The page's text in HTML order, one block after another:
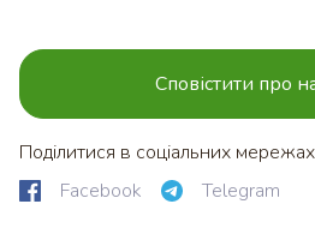
Сповістити про
Поділитися в соціальних
Facebook
Telegram